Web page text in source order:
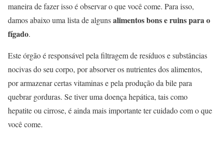
maneira de fazer isso é observar o que você come. Para isso,
damos abaixo uma lista de algunsalimentos bons e ruins para o
fígado.
Este órgão é responsável pela filtragem de resíduos e substâncias
nocivas do seu corpo, por absorver os nutrientes dos alimentos,
por armazenar certas vitaminas e pela produção da bile para
quebrar gorduras. Se tiver uma doença hepática, tais como
hepatite ou cirrose, é ainda mais importante ter cuidado com o que
você come.